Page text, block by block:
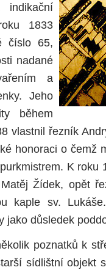
indikační
1833
číslo 65,
nadané
a
Jeho
během
vlastnil řezník
honoraci o čemž
K roku
Žídek, opět
kaple sv.
jako důsledek
poznatků k
sídlištní objekt